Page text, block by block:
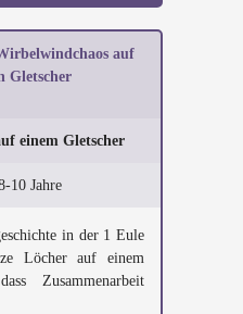
auf
Gletscher
einem Gletscher
10 Jahre
in der 1 Eule
Löcher auf einem
Zusammenarbeit